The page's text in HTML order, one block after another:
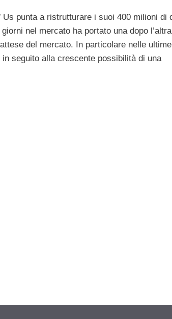
punta a ristrutturare i suoi 400 milioni di
nel mercato ha portato una dopo
del mercato. In particolare nelle
in seguito alla crescente possibilità di una